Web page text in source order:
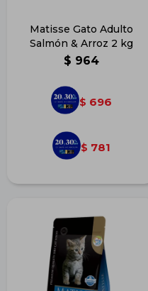
Matisse Gato Adulto
Salmón & Arroz 2 kg
$ 964
$ 696
$ 781